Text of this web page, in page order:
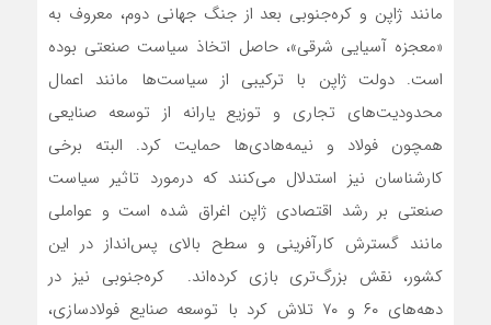
مانند ژاپن و کره‌جنوبی بعد از جنگ جهانی دوم، معروف به
«معجزه آسیایی شرقی»، حاصل اتخاذ سیاست صنعتی بوده
است. دولت ژاپن با ترکیبی از سیاست‌‌‌ها مانند اعمال
محدودیت‌های تجاری و توزیع یارانه از توسعه صنایعی
همچون فولاد و نیمه‌هادی‌‌‌ها حمایت کرد. البته برخی
کارشناسان نیز استدلال می‌کنند که درمورد تاثیر سیاست
صنعتی بر رشد اقتصادی ژاپن اغراق شده است و عواملی
مانند گسترش کارآفرینی و سطح بالای پس‌‌‌انداز در این
کشور، نقش بزرگ‌تری بازی کرده‌‌‌اند. کره‌جنوبی نیز در
دهه‌‌‌های ۶۰ و ۷۰ تلاش کرد با توسعه صنایع فولادسازی،